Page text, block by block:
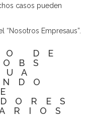
casos pueden
“Nosotros Empresaus”.
DE